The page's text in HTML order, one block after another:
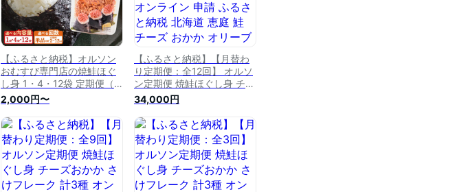
【ふるさと納税】オルソン
おむすび専門店の焼鮭ほぐ
し身 1・4・12袋 定期便（1
～12回） 選べる内容量&回
数 1000円 1,000円 1,000円
ぽっきり 北海道 ふるさと納
税 恵庭市 恵庭 オルソン 焼
鮭 鮭 鮭のほぐし身 おむす
び おにぎり ご飯のお供 工
場直送
2,000円〜
【ふるさと納税】【月替わ
り定期便：全12回】 オルソ
ン定期便 焼鮭ほぐし身 チー
ズおかか さけフレーク 計3
種 オンライン 申請 ふるさ
と納税 北海道 恵庭 鮭 チー
ズ おかか オリーブオイル
おむすび おにぎり ご飯のお
供 定期便 12ヶ月 恵庭市
【040116】
34,000円